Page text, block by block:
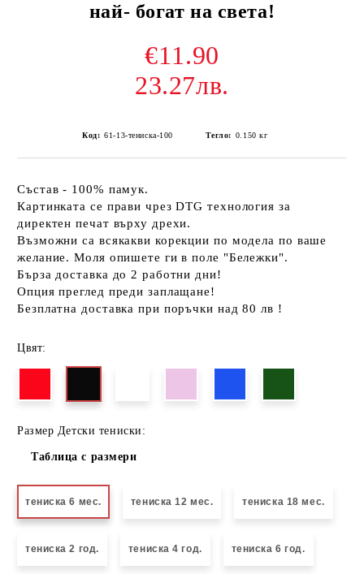
най- богат на света!
€11.90
23.27лв.
Код: 61-13-тениска-100 Тегло: 0.150 кг
Състав - 100% памук.
Картинката се прави чрез DTG технология за
директен печат върху дрехи.
Възможни са всякакви корекции по модела по ваше
желание. Моля опишете ги в поле "Бележки".
Бърза доставка до 2 работни дни!
Опция преглед преди заплащане!
Безплатна доставка при поръчки над 80 лв !
Цвят:
Размер Детски тениски:
Таблица с размери
тениска 6 мес. тениска 12 мес. тениска 18 мес.
тениска 2 год. тениска 4 год. тениска 6 год.